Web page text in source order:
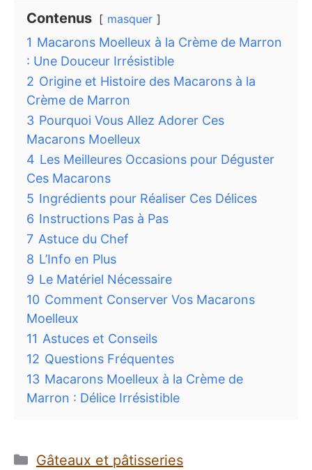
Contenus masquer
1 Macarons Moelleux à la Crème de Marron
: Une Douceur Irrésistible
2 Origine et Histoire des Macarons à la
Crème de Marron
3 Pourquoi Vous Allez Adorer Ces
Macarons Moelleux
4 Les Meilleures Occasions pour Déguster
Ces Macarons
5 Ingrédients pour Réaliser Ces Délices
6 Instructions Pas à Pas
7 Astuce du Chef
8 L’Info en Plus
9 Le Matériel Nécessaire
10 Comment Conserver Vos Macarons
Moelleux
11 Astuces et Conseils
12 Questions Fréquentes
13 Macarons Moelleux à la Crème de
Marron : Délice Irrésistible
Catégories
Gâteaux et pâtisseries